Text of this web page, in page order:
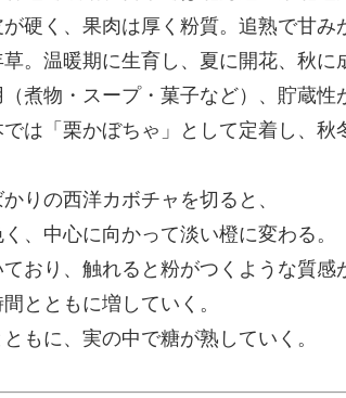
硬く、果肉は厚く粉質。追熟で甘み
。温暖期に生育し、夏に開花、秋に
煮物・スープ・菓子など）、貯蔵性
では「栗かぼちゃ」として定着し、秋
りの西洋カボチャを切ると、
、中心に向かって淡い橙に変わる。
おり、触れると粉がつくような質感
とともに増していく。
もに、実の中で糖が熟していく。